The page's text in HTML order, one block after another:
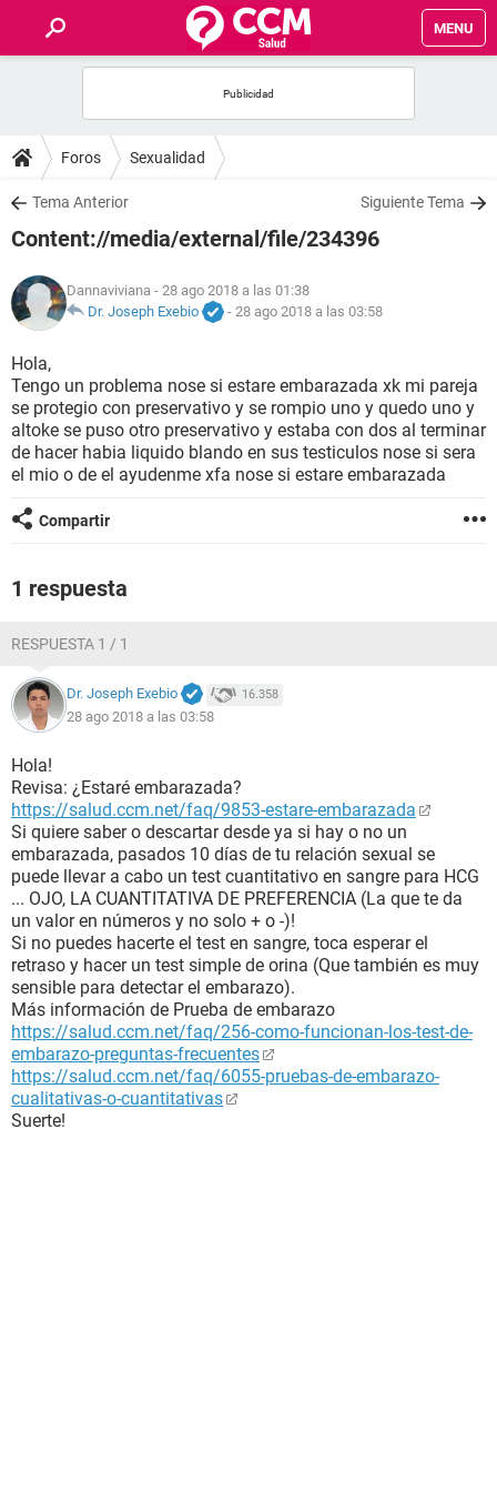
MENU
FOROS
SALUD
NUTRICIÓN
BIENESTAR
SEXUALIDAD
GLOSARIO
Foros Sexualidad
Tema Anterior Siguiente Tema
Content://media/external/file/234396
Dannaviviana - 28 ago 2018 a las 01:38
Dr. Joseph Exebio
- 28 ago 2018 a las 03:58
Hola,
Tengo un problema nose si estare embarazada xk mi pareja
se protegio con preservativo y se rompio uno y quedo uno y
altoke se puso otro preservativo y estaba con dos al terminar
de hacer habia liquido blando en sus testiculos nose si sera
el mio o de el ayudenme xfa nose si estare embarazada
Compartir
1 respuesta
RESPUESTA 1 / 1
Dr. Joseph Exebio 16.358
28 ago 2018 a las 03:58
Hola!
Revisa: ¿Estaré embarazada?
https://salud.ccm.net/faq/9853-estare-embarazada
Si quiere saber o descartar desde ya si hay o no un
embarazada, pasados 10 días de tu relación sexual se
puede llevar a cabo un test cuantitativo en sangre para HCG
... OJO, LA CUANTITATIVA DE PREFERENCIA (La que te da
un valor en números y no solo + o -)!
Si no puedes hacerte el test en sangre, toca esperar el
retraso y hacer un test simple de orina (Que también es muy
sensible para detectar el embarazo).
Más información de Prueba de embarazo
https://salud.ccm.net/faq/256-como-funcionan-los-test-de-
embarazo-preguntas-frecuentes
https://salud.ccm.net/faq/6055-pruebas-de-embarazo-
cualitativas-o-cuantitativas
Suerte!